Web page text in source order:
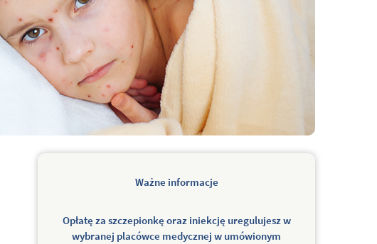
Ważne informacje
Opłatę za szczepionkę oraz iniekcję uregulujesz w
wybranej placówce medycznej w umówionym